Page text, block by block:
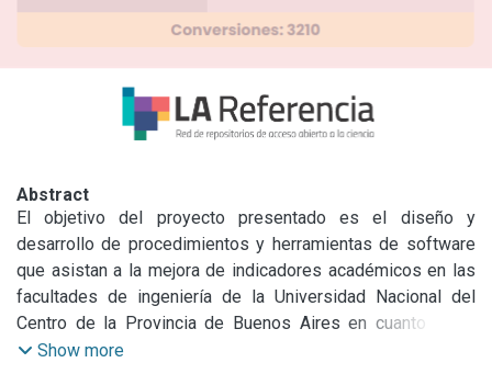
Abstract
El objetivo del proyecto presentado es el diseño y
desarrollo de procedimientos y herramientas de software
que asistan a la mejora de indicadores académicos en las
facultades de ingeniería de la Universidad Nacional del
Centro de la Provincia de Buenos Aires en cuanto a los
programas de Ingreso, Permanencia y Graduación. Los
Show more